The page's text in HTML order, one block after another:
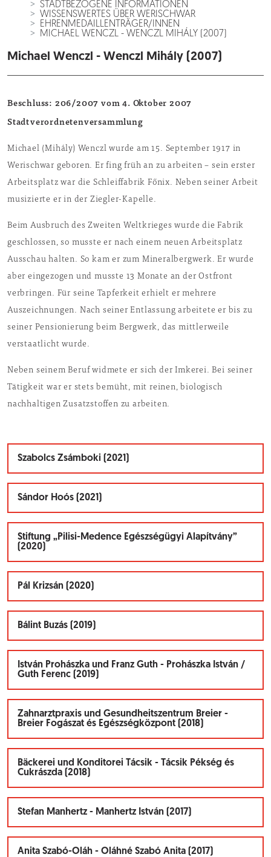
STADTBEZOGENE INFORMATIONEN
WISSENSWERTES ÜBER WERISCHWAR
EHRENMEDAILLENTRÄGER/INNEN
MICHAEL WENCZL - WENCZL MIHÁLY (2007)
Michael Wenczl - Wenczl Mihály (2007)
Beschluss: 206/2007 vom 4. Oktober 2007
Stadtverordnetenversammlung
Michael (Mihály) Wenczl wurde am 15. September 1917 in
Werischwar geboren. Er fing früh an zu arbeiten – sein erster
Arbeitsplatz war die Schleiffabrik Főnix. Neben seiner Arbeit
musizierte er in der Ziegler-Kapelle.
Beim Ausbruch des Zweiten Weltkrieges wurde die Fabrik
geschlossen, so musste er nach einem neuen Arbeitsplatz
Ausschau halten. So kam er zum Mineralbergwerk. Er wurde
aber eingezogen und musste 13 Monate an der Ostfront
verbringen. Für seine Tapferkeit erhielt er mehrere
Auszeichnungen. Nach seiner Entlassung arbeitete er bis zu
seiner Pensionierung beim Bergwerk, das mittlerweile
verstaatlicht wurde.
Neben seinem Beruf widmete er sich der Imkerei. Bei seiner
Tätigkeit war er stets bemüht, mit reinen, biologisch
nachhaltigen Zusatzstoffen zu arbeiten.
Szabolcs Zsámboki (2021)
Sándor Hoós (2021)
Stiftung „Pilisi-Medence Egészségügyi Alapítvány”
(2020)
Pál Krizsán (2020)
Bálint Buzás (2019)
István Prohászka und Franz Guth - Prohászka István /
Guth Ferenc (2019)
Zahnarztpraxis und Gesundheitszentrum Breier -
Breier Fogászat és Egészségközpont (2018)
Bäckerei und Konditorei Tácsik - Tácsik Pékség és
Cukrászda (2018)
Stefan Manhertz - Manhertz István (2017)
Anita Szabó-Oláh - Oláhné Szabó Anita (2017)